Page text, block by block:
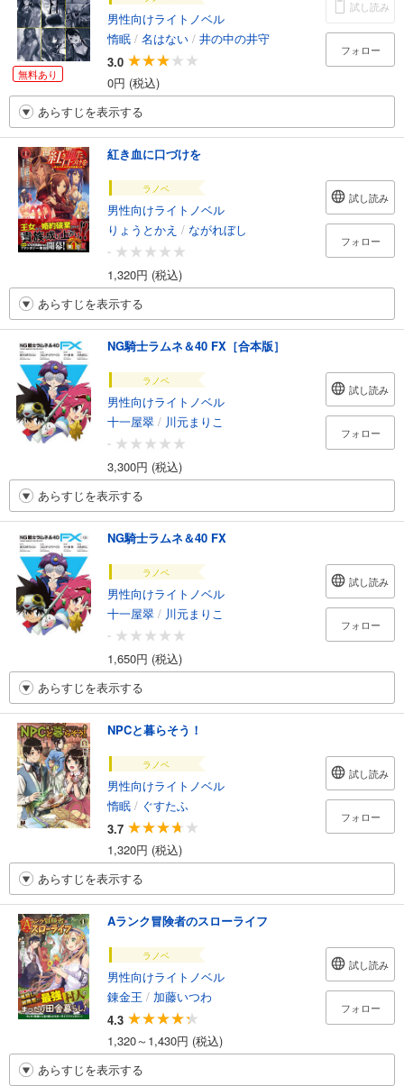
無料あり
男性向けライトノベル
惰眠 / 名はない / 井の中の井守
3.0
0円 (税込)
試し読み
フォロー
あらすじを表示する
紅き血に口づけを
ラノベ
男性向けライトノベル
りょうとかえ / ながれぼし
-
1,320円 (税込)
試し読み
フォロー
あらすじを表示する
NG騎士ラムネ＆40 FX［合本版］
ラノベ
男性向けライトノベル
十一屋翠 / 川元まりこ
-
3,300円 (税込)
試し読み
フォロー
あらすじを表示する
NG騎士ラムネ＆40 FX
ラノベ
男性向けライトノベル
十一屋翠 / 川元まりこ
-
1,650円 (税込)
試し読み
フォロー
あらすじを表示する
NPCと暮らそう！
ラノベ
男性向けライトノベル
惰眠 / ぐすたふ
3.7
1,320円 (税込)
試し読み
フォロー
あらすじを表示する
Aランク冒険者のスローライフ
ラノベ
男性向けライトノベル
錬金王 / 加藤いつわ
4.3
1,320～1,430円 (税込)
試し読み
フォロー
あらすじを表示する